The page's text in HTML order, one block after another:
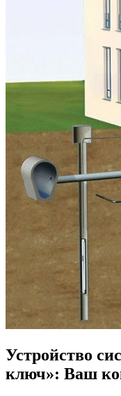
Устройство
ключ»: Ваш